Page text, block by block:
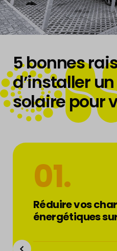
ENERGY
5 bonnes
d’installer
solaire pour
01.
Réduire vos
énergétiques